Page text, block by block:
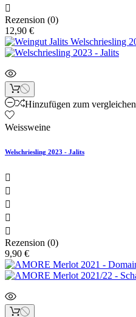

Rezension (0)
12,90 €
Hinzufügen zum vergleichen
Weissweine
Welschriesling 2023 - Jalits





Rezension (0)
9,90 €